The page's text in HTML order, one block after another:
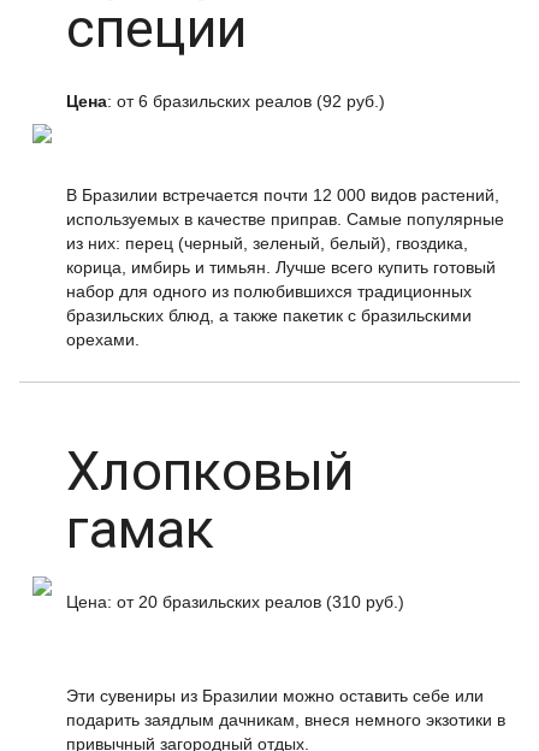
специи
Цена: от 6 бразильских реалов (92 руб.)
В Бразилии встречается почти 12 000 видов растений,
используемых в качестве приправ. Самые популярные
из них: перец (черный, зеленый, белый), гвоздика,
корица, имбирь и тимьян. Лучше всего купить готовый
набор для одного из полюбившихся традиционных
бразильских блюд, а также пакетик с бразильскими
орехами.
Хлопковый
гамак
Цена: от 20 бразильских реалов (310 руб.)
Эти сувениры из Бразилии можно оставить себе или
подарить заядлым дачникам, внеся немного экзотики в
привычный загородный отдых.